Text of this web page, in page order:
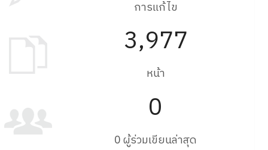
การแก้ไข
3,977
หน้า
0
0 ผู้ร่วมเขียนล่าสุด